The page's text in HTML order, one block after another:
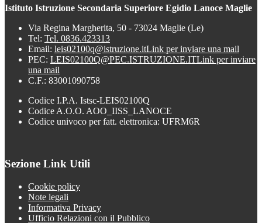
Istituto Istruzione Secondaria Superiore Egidio Lanoce Maglie
Via Regina Margherita, 50 - 73024 Maglie (Le)
Tel: Tel. 0836.423313
Email: leis02100q@istruzione.itLink per inviare una mail
PEC: LEIS02100Q@PEC.ISTRUZIONE.ITLink per inviare
una mail
C.F.: 83001090758
Codice I.P.A. Istsc-LEIS02100Q
Codice A.O.O. AOO_IISS_LANOCE
Codice univoco per fatt. elettronica: UFRM6R
Sezione Link Utili
Cookie policy
Note legali
Informativa Privacy
Ufficio Relazioni con il Pubblico